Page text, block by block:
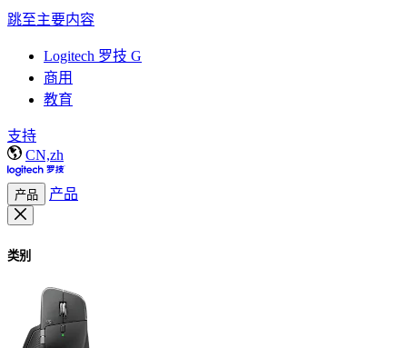
跳至主要内容
Logitech 罗技 G
商用
教育
支持
CN,zh
产品 产品
类别